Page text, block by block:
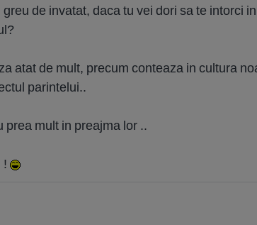
de invatat, daca tu vei dori sa te intorci
atat de mult, precum conteaza in cultura
parintelui..
prea mult in preajma lor ..
!